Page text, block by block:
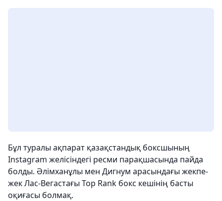
Бұл туралы ақпарат қазақстандық боксшының
Instagram желісіндегі ресми парақшасында пайда
болды. Әлімханұлы мен Дигнум арасындағы жекпе-
жек Лас-Вегастағы Top Rank бокс кешінің басты
оқиғасы болмақ.